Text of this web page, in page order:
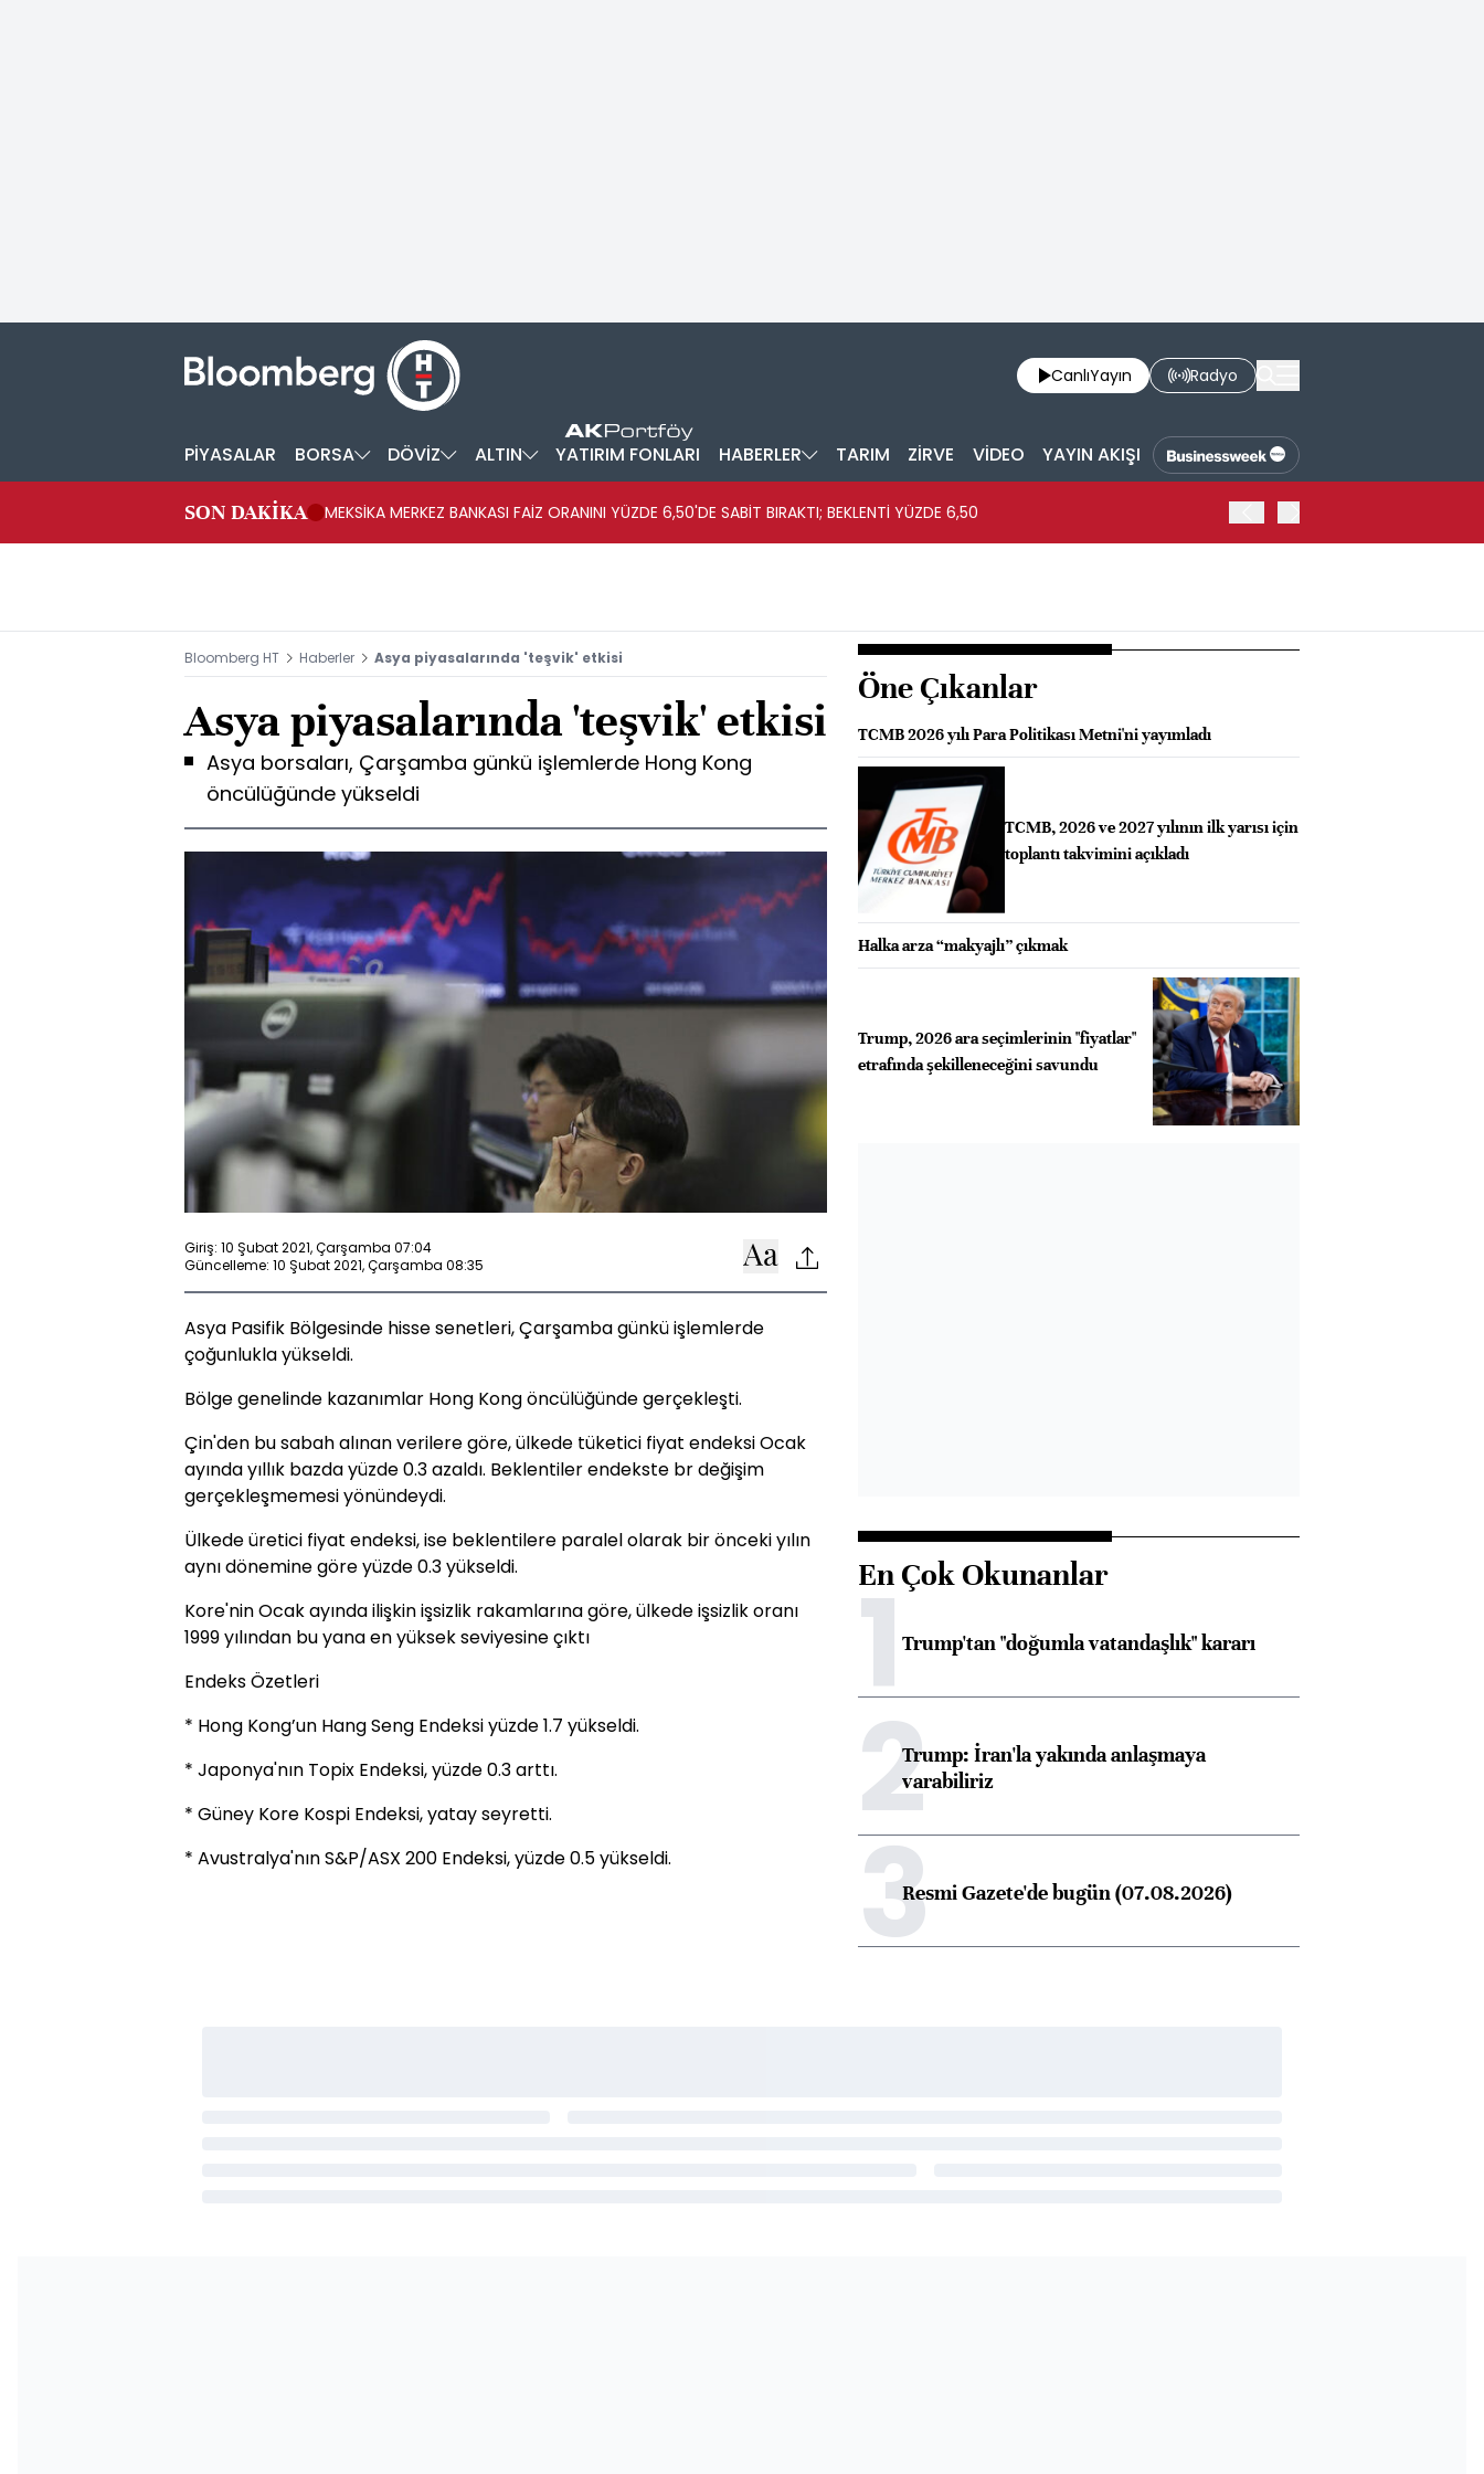
CanlıYayın Radyo
PİYASALAR BORSA DÖVİZ ALTIN YATIRIM FONLARI HABERLER TARIM ZİRVE VİDEO YAYIN AKIŞI
SON DAKİKA MEKSİKA MERKEZ BANKASI FAİZ ORANINI YÜZDE 6,50'DE SABİT BIRAKTI; BEKLENTİ YÜZDE 6,50
Bloomberg HT Haberler Asya piyasalarında 'teşvik' etkisi
Asya piyasalarında 'teşvik' etkisi
Asya borsaları, Çarşamba günkü işlemlerde Hong Kong
öncülüğünde yükseldi
Giriş: 10 Şubat 2021, Çarşamba 07:04
Güncelleme: 10 Şubat 2021, Çarşamba 08:35
Asya Pasifik Bölgesinde hisse senetleri, Çarşamba günkü işlemlerde
çoğunlukla yükseldi.
Bölge genelinde kazanımlar Hong Kong öncülüğünde gerçekleşti.
Çin'den bu sabah alınan verilere göre, ülkede tüketici fiyat endeksi Ocak
ayında yıllık bazda yüzde 0.3 azaldı. Beklentiler endekste br değişim
gerçekleşmemesi yönündeydi.
Ülkede üretici fiyat endeksi, ise beklentilere paralel olarak bir önceki yılın
aynı dönemine göre yüzde 0.3 yükseldi.
Kore'nin Ocak ayında ilişkin işsizlik rakamlarına göre, ülkede işsizlik oranı
1999 yılından bu yana en yüksek seviyesine çıktı
Endeks Özetleri
* Hong Kong’un Hang Seng Endeksi yüzde 1.7 yükseldi.
* Japonya'nın Topix Endeksi, yüzde 0.3 arttı.
* Güney Kore Kospi Endeksi, yatay seyretti.
* Avustralya'nın S&P/ASX 200 Endeksi, yüzde 0.5 yükseldi.
Öne Çıkanlar
TCMB 2026 yılı Para Politikası Metni'ni yayımladı
TCMB, 2026 ve 2027 yılının ilk yarısı için
toplantı takvimini açıkladı
Halka arza “makyajlı” çıkmak
Trump, 2026 ara seçimlerinin "fiyatlar"
etrafında şekilleneceğini savundu
En Çok Okunanlar
1Trump'tan "doğumla vatandaşlık" kararı
2Trump: İran'la yakında anlaşmaya
varabiliriz
3Resmi Gazete'de bugün (07.08.2026)